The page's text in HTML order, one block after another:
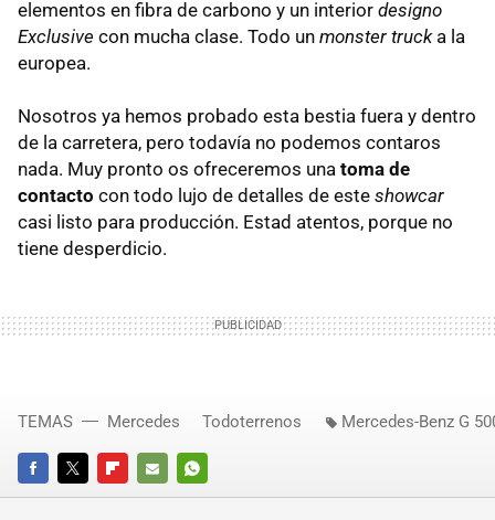
elementos en fibra de carbono y un interior designo
Exclusive con mucha clase. Todo un monster trucka la
europea.
Nosotros ya hemos probado esta bestia fuera y dentro
de la carretera, pero todavía no podemos contaros
nada. Muy pronto os ofreceremos una toma de
contacto con todo lujo de detalles de este showcar
casi listo para producción. Estad atentos, porque no
tiene desperdicio.
FACEBOOKTWITTERFLIPBOARD
E-
WHATSAPP
TEMAS Mercedes Todoterrenos Mercedes-Benz G